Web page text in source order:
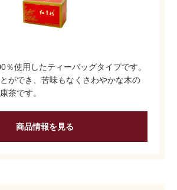
％使用したティーバッグタイプです。
ができ、苦味もなくさわやかな木の
茶です。
商品情報を見る